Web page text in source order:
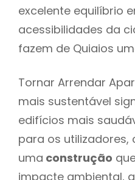
excelente equilíbrio
acessibilidades da
fazem de Quiaios
Tornar Arrendar
mais sustentável
edifícios mais
para os utilizadores,
uma construção
impacte ambiental,